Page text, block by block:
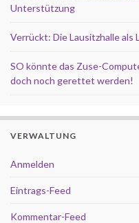
Unterstützung
Verrückt: Die Lausitzhalle als
SO könnte das Zuse-
doch noch gerettet werden!
VERWALTUNG
Anmelden
Eintrags-Feed
Kommentar-Feed